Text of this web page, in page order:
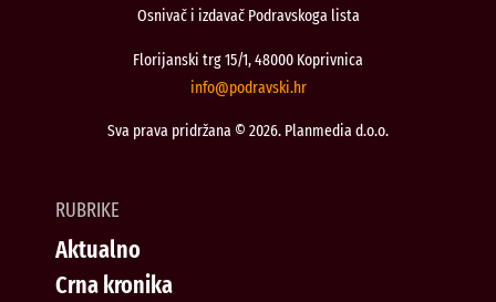
Osnivač i izdavač Podravskoga lista
Florijanski trg 15/1, 48000 Koprivnica
rh.iksvardop
@ofni
Sva prava pridržana © 2026. Planmedia d.o.o.
RUBRIKE
Aktualno
Crna kronika